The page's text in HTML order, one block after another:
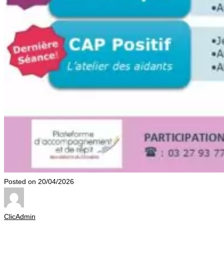
Posted on 20/04/2026
ClicAdmin